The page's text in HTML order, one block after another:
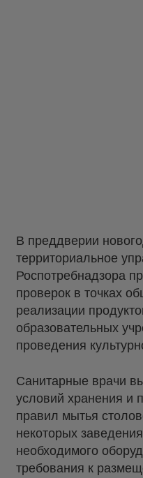
В преддверии
территориальное
Роспотребнадзора
проверок в точках
реализации
образовательных
проведения
Санитарные врачи
условий хранения и
правил мытья
некоторых
необходимого
требования к